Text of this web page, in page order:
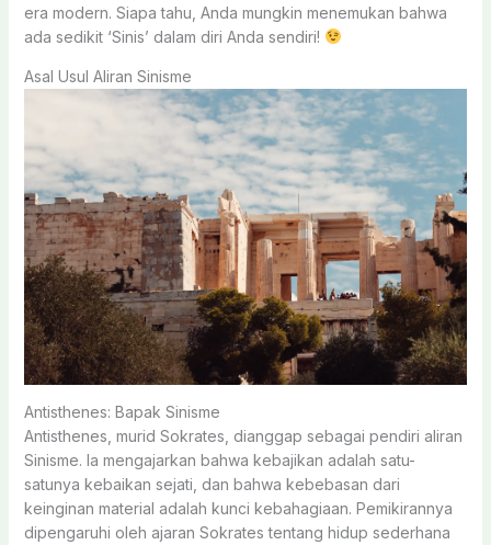
era modern. Siapa tahu, Anda mungkin menemukan bahwa
ada sedikit ‘Sinis’ dalam diri Anda sendiri!
Asal Usul Aliran Sinisme
Antisthenes: Bapak Sinisme
Antisthenes, murid Sokrates, dianggap sebagai pendiri aliran
Sinisme. Ia mengajarkan bahwa kebajikan adalah satu-
satunya kebaikan sejati, dan bahwa kebebasan dari
keinginan material adalah kunci kebahagiaan. Pemikirannya
dipengaruhi oleh ajaran Sokrates tentang hidup sederhana